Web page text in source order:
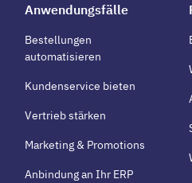
Anwendungsfälle
Bestellungen
automatisieren
Kundenservice bieten
Vertrieb stärken
Marketing & Promotions
Anbindung an Ihr ERP